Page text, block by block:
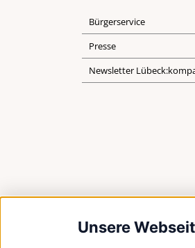
Unsere
Bürgerservice
Presse
Newsletter